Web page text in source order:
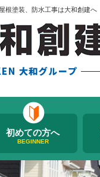
根塗装、防水工事は大和創建へ
初めての方へ
BEGINNER